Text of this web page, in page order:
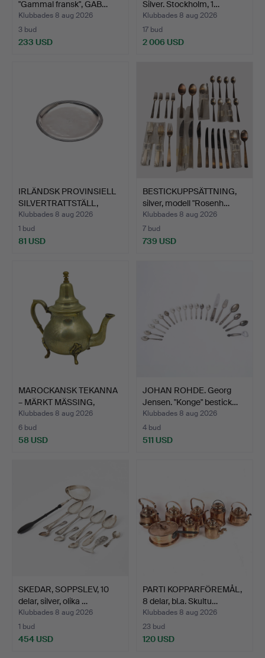
"Gammal fransk", GAB…
Klubbades 8 aug 2026
3 bud
233 USD
Silver. Stockholm, 1…
Klubbades 8 aug 2026
17 bud
2 006 USD
IRLÄNDSK PROVINSIELL
SILVERTRATTSTÄLL,
GEO…
Klubbades 8 aug 2026
1 bud
81 USD
BESTICKUPPSÄTTNING,
silver, modell "Rosenh…
Klubbades 8 aug 2026
7 bud
739 USD
MAROCKANSK TEKANNA
– MÄRKT MÄSSING,
FYRBEN…
Klubbades 8 aug 2026
6 bud
58 USD
JOHAN ROHDE. Georg
Jensen. "Konge" bestick…
Klubbades 8 aug 2026
4 bud
511 USD
SKEDAR, SOPPSLEV, 10
delar, silver, olika …
Klubbades 8 aug 2026
1 bud
454 USD
PARTI KOPPARFÖREMÅL,
8 delar, bl.a. Skultu…
Klubbades 8 aug 2026
23 bud
120 USD